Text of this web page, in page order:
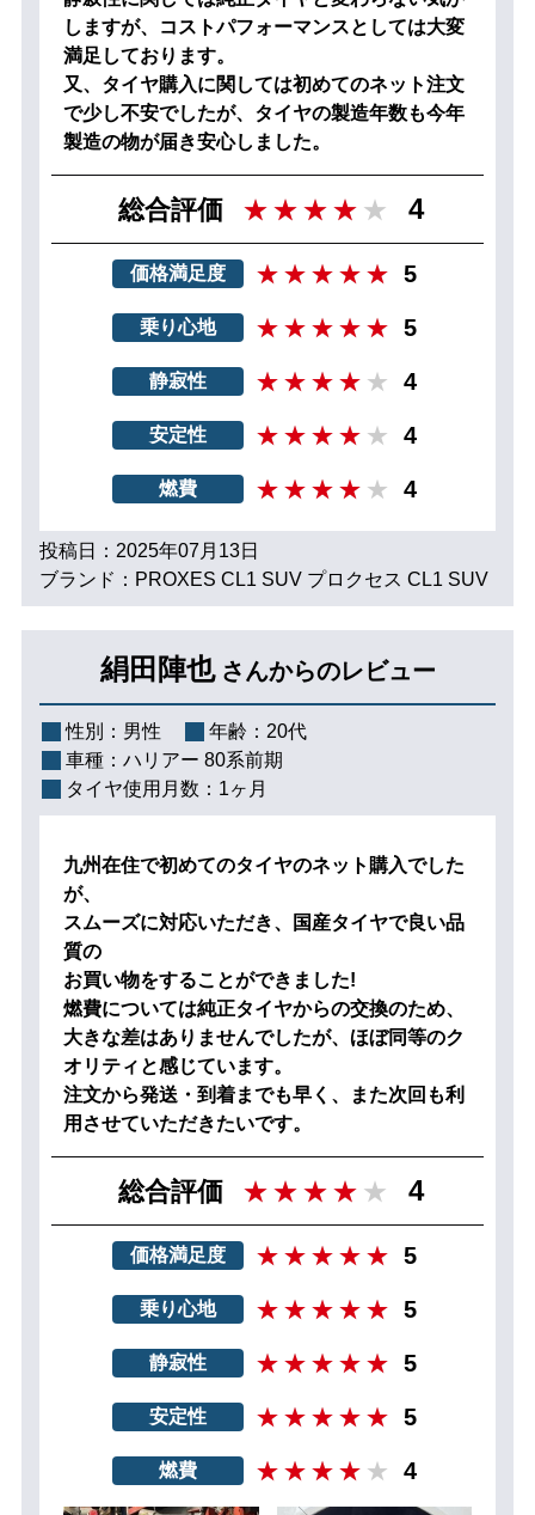
しますが、コストパフォーマンスとしては大変
満足しております。
又、タイヤ購入に関しては初めてのネット注文
で少し不安でしたが、タイヤの製造年数も今年
製造の物が届き安心しました。
総合評価 4
価格満足度 5
乗り心地 5
静寂性 4
安定性 4
燃費 4
投稿日：2025年07月13日
ブランド：PROXES CL1 SUV プロクセス CL1 SUV
絹田陣也 さんからのレビュー
性別： 男性 年齢： 20代
車種： ハリアー 80系前期
タイヤ使用月数： 1ヶ月
九州在住で初めてのタイヤのネット購入でした
が、
スムーズに対応いただき、国産タイヤで良い品
質の
お買い物をすることができました!
燃費については純正タイヤからの交換のため、
大きな差はありませんでしたが、ほぼ同等のク
オリティと感じています。
注文から発送・到着までも早く、また次回も利
用させていただきたいです。
総合評価 4
価格満足度 5
乗り心地 5
静寂性 5
安定性 5
燃費 4